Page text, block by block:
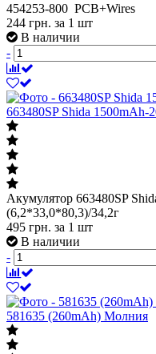
454253-800 PCB+Wires
244 грн. за 1 шт
В наличии
-
663480SP Shida
Акумулятор 663480SP
(6,2*33,0*80,3)/34,2г
495 грн. за 1 шт
В наличии
-
581635 (260mAh) Молния